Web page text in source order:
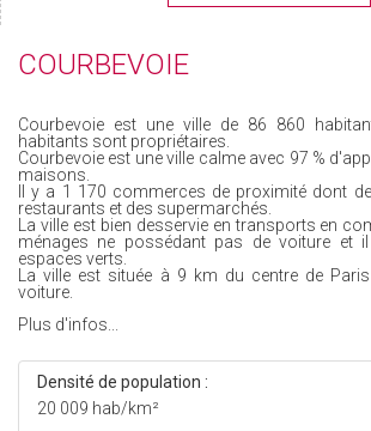
COURBEVOIE
Courbevoie est une ville de 86 860
habitants sont propriétaires.
Courbevoie est une ville calme avec 97 %
maisons.
Il y a 1 170 commerces de proximité dont
restaurants et des supermarchés.
La ville est bien desservie en transports en
ménages ne possédant pas de voiture et
espaces verts.
La ville est située à 9 km du centre de
voiture.
Plus d'infos...
Densité de population :
20 009 hab/km²